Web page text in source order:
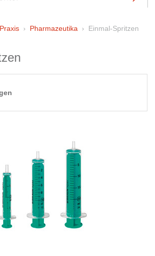
Praxis Pharmazeutika Einmal-Spritzen